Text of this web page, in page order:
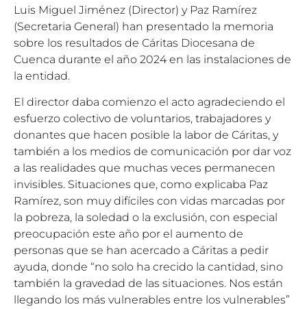
Luis Miguel Jiménez (Director) y Paz Ramírez
(Secretaria General) han presentado la memoria
sobre los resultados de Cáritas Diocesana de
Cuenca durante el año 2024 en las instalaciones de
la entidad.
El director daba comienzo el acto agradeciendo el
esfuerzo colectivo de voluntarios, trabajadores y
donantes que hacen posible la labor de Cáritas, y
también a los medios de comunicación por dar voz
a las realidades que muchas veces permanecen
invisibles. Situaciones que, como explicaba Paz
Ramírez, son muy difíciles con vidas marcadas por
la pobreza, la soledad o la exclusión, con especial
preocupación este año por el aumento de
personas que se han acercado a Cáritas a pedir
ayuda, donde “no solo ha crecido la cantidad, sino
también la gravedad de las situaciones. Nos están
llegando los más vulnerables entre los vulnerables”